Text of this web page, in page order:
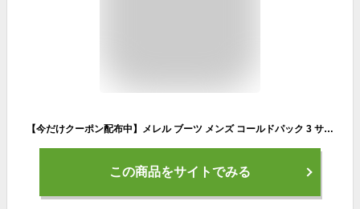
【今だけクーポン配布中】メレル ブーツ メンズ コールドパック 3 サーモ トール ジップ ウォータープルーフ MERRELL COLDPACK 3 THERMO MID ZIP WATERPROOF 037199 靴 シューズ 防寒ブーツ 防水ブーツ ウィンターシューズ スノーブーツ ブランド ロゴ シンプル
この商品をサイトでみる